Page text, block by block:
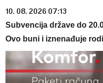
10. 08. 2026 07:13
Subvencija države do
Ovo buni i iznenađuje